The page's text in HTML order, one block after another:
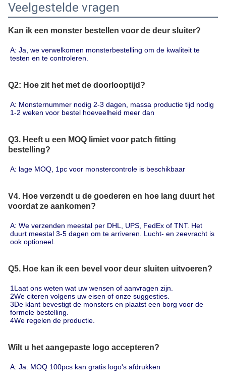
Veelgestelde vragen
Kan ik een monster bestellen voor de deur sluiter?
A: Ja, we verwelkomen monsterbestelling om de kwaliteit te
testen en te controleren.
Q2: Hoe zit het met de doorlooptijd?
A: Monsternummer nodig 2-3 dagen, massa productie tijd nodig
1-2 weken voor bestel hoeveelheid meer dan
Q3. Heeft u een MOQ limiet voor patch fitting
bestelling?
A: lage MOQ, 1pc voor monstercontrole is beschikbaar
V4. Hoe verzendt u de goederen en hoe lang duurt het
voordat ze aankomen?
A: We verzenden meestal per DHL, UPS, FedEx of TNT. Het
duurt meestal 3-5 dagen om te arriveren. Lucht- en zeevracht is
ook optioneel.
Q5. Hoe kan ik een bevel voor deur sluiten uitvoeren?
1Laat ons weten wat uw wensen of aanvragen zijn.
2We citeren volgens uw eisen of onze suggesties.
3De klant bevestigt de monsters en plaatst een borg voor de
formele bestelling.
4We regelen de productie.
Wilt u het aangepaste logo accepteren?
A: Ja. MOQ 100pcs kan gratis logo's afdrukken